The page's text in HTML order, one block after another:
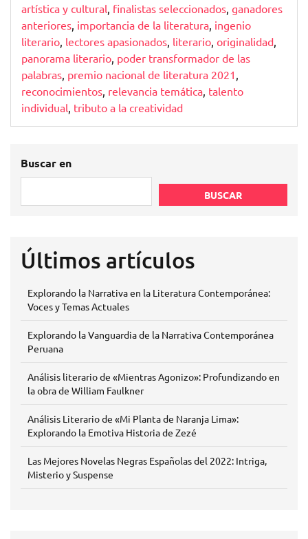
artística y cultural finalistas seleccionados ganadores
anteriores importancia de la literatura ingenio
literario lectores apasionados literario originalidad
panorama literario poder transformador de las
palabras premio nacional de literatura 2021
reconocimientos relevancia temática talento
individual tributo a la creatividad
Buscar en
BUSCAR
Últimos artículos
Explorando la Narrativa en la Literatura Contemporánea:
Voces y Temas Actuales
Explorando la Vanguardia de la Narrativa Contemporánea
Peruana
Análisis literario de «Mientras Agonizo»: Profundizando en
la obra de William Faulkner
Análisis Literario de «Mi Planta de Naranja Lima»:
Explorando la Emotiva Historia de Zezé
Las Mejores Novelas Negras Españolas del 2022: Intriga,
Misterio y Suspense